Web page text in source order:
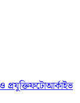
প্রযুক্তিফটোআর্কাইভ